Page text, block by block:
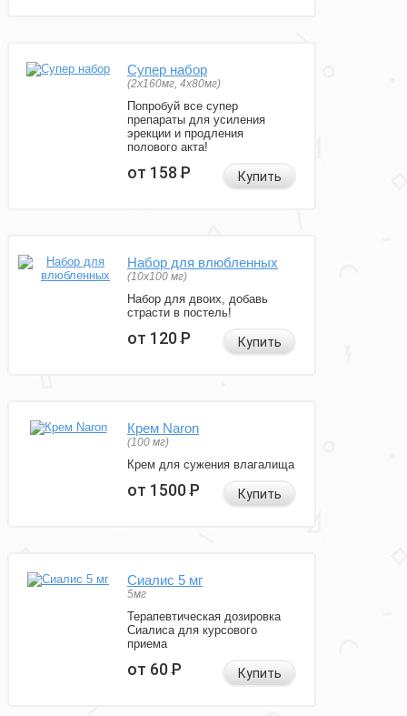
Супер набор
(2х160мг, 4х80мг)
Попробуй все супер
препараты для усиления
эрекции и продления
полового акта!
от 158Р Купить
Набор для влюбленных
(10х100 мг)
Набор для двоих, добавь
страсти в постель!
от 120Р Купить
Крем Naron
(100 мг)
Крем для сужения влагалища
от 1500Р Купить
Сиалис 5 мг
5мг
Терапевтическая дозировка
Сиалиса для курсового
приема
от 60Р Купить